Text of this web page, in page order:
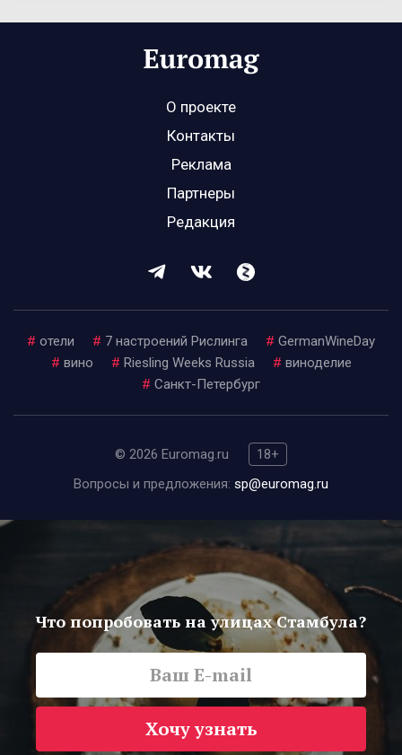
О проекте
Контакты
Реклама
Партнеры
Редакция
# отели # 7 настроений Рислинга # GermanWineDay
# вино # Riesling Weeks Russia # виноделие
# Санкт-Петербург
© 2026 Euromag.ru
18+
Вопросы и предложения: sp@euromag.ru
Что попробовать на улицах Стамбула?
Хочу узнать